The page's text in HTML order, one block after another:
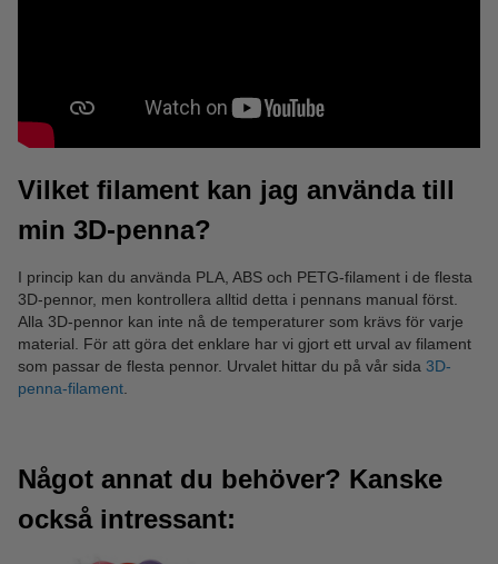
Vilket filament kan jag använda till
min 3D-penna?
I princip kan du använda PLA, ABS och PETG-filament i de flesta
3D-pennor, men kontrollera alltid detta i pennans manual först.
Alla 3D-pennor kan inte nå de temperaturer som krävs för varje
material. För att göra det enklare har vi gjort ett urval av filament
som passar de flesta pennor. Urvalet hittar du på vår sida 3D-
penna-filament
Något annat du behöver? Kanske
också intressant: